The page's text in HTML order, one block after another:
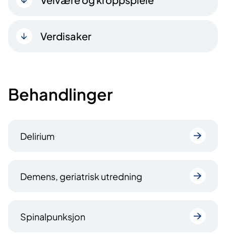
Verdisaker
Behandlinger
Delirium
Demens, geriatrisk utredning
Spinalpunksjon